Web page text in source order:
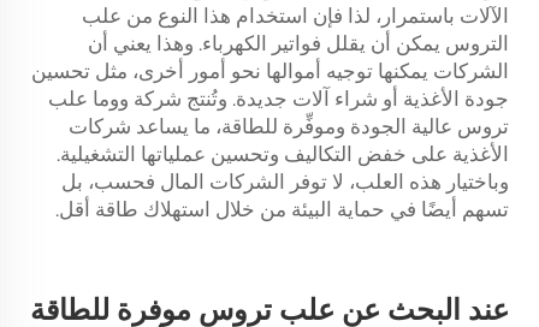
الآلات باستمرار، لذا فإن استخدام هذا النوع من علب
التروس يمكن أن يقلل فواتير الكهرباء. وهذا يعني أن
الشركات يمكنها توجيه أموالها نحو أمور أخرى، مثل تحسين
جودة الأغذية أو شراء آلات جديدة. وتُنتج شركة ووما علب
تروس عالية الجودة وموفِّرة للطاقة، ما يساعد شركات
الأغذية على خفض التكاليف وتحسين عملياتها التشغيلية.
وباختيار هذه العلب، لا توفر الشركات المال فحسب، بل
تسهم أيضًا في حماية البيئة من خلال استهلاك طاقة أقل.
عند البحث عن علب تروس موفرة للطاقة